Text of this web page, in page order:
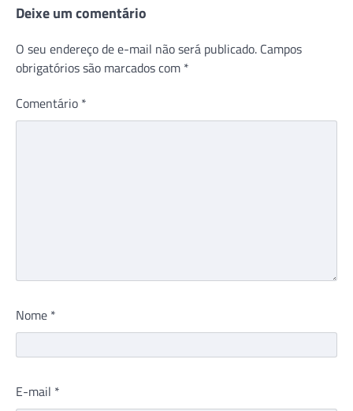
Deixe um comentário
O seu endereço de e-mail não será publicado. Campos
obrigatórios são marcados com *
Comentário *
Nome *
E-mail *